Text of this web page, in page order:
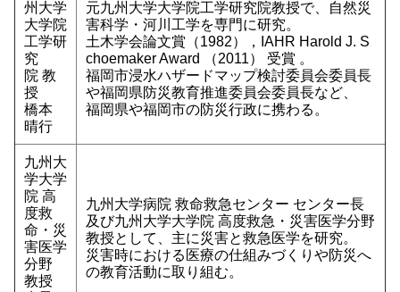
州大学
大学院
工学研
究
院 教
授
橋本
晴行
元九州大学大学院工学研究院教授で、自然災
害科学・河川工学を専門に研究。
土木学会論文賞（1982），IAHR Harold J. S
choemaker Award （2011） 受賞 。
福岡市浸水ハザードマップ検討委員会委員長
や福岡県防災教育推進委員会委員長など、
福岡県や福岡市の防災行政に携わる。
九州大
学大学
院 高
度救
命・災
害医学
分野
教授
九州大学病院 救命救急センター センター長
及び九州大学大学院 高度救急・災害医学分野
教授として、主に災害と救急医学を研究。
災害時における医療の仕組みづくりや防災へ
の教育活動に取り組む。